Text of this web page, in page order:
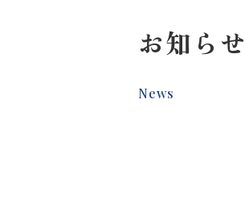
お知らせ
News